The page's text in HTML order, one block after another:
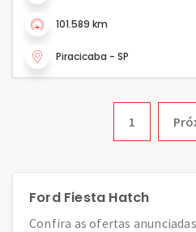
101.589 km
Piracicaba - SP
1
Ford Fiesta Hatch
Confira as ofertas